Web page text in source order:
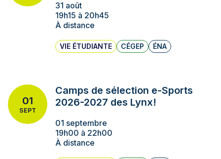
31 août
19h15 à 20h45
À distance
VIE ÉTUDIANTE CÉGEP ÉNA
01
SEPT
Camps de sélection e-Sports
2026-2027 des Lynx!
01 septembre
19h00 à 22h00
À distance